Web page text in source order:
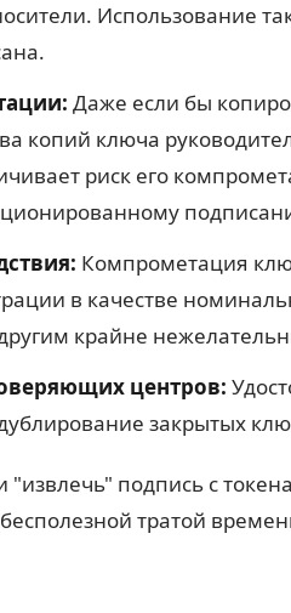
Использование
Даже если бы
копий ключа
риск его
Компрометация
в качестве
крайне
центров:
закрытых
подпись с
тратой